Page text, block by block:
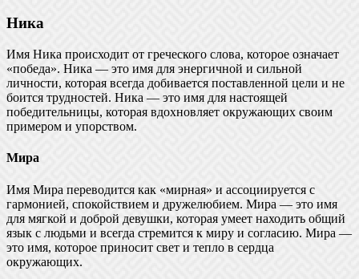
Ника
Имя Ника происходит от греческого слова, которое означает
«победа». Ника — это имя для энергичной и сильной
личности, которая всегда добивается поставленной цели и не
боится трудностей. Ника — это имя для настоящей
победительницы, которая вдохновляет окружающих своим
примером и упорством.
Мира
Имя Мира переводится как «мирная» и ассоциируется с
гармонией, спокойствием и дружелюбием. Мира — это имя
для мягкой и доброй девушки, которая умеет находить общий
язык с людьми и всегда стремится к миру и согласию. Мира —
это имя, которое приносит свет и тепло в сердца
окружающих.